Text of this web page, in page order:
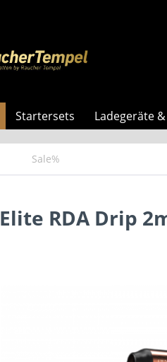
Startersets Ladegeräte
Sale%
RDA Drip